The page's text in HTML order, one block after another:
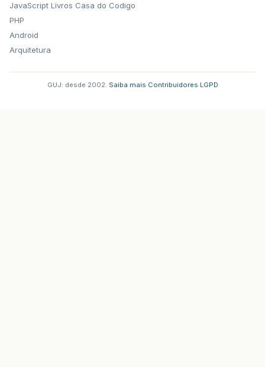
JavaScript
PHP
Android
Arquitetura
Livros Casa do Codigo
GUJ: desde 2002. Saiba mais Contribuidores LGPD